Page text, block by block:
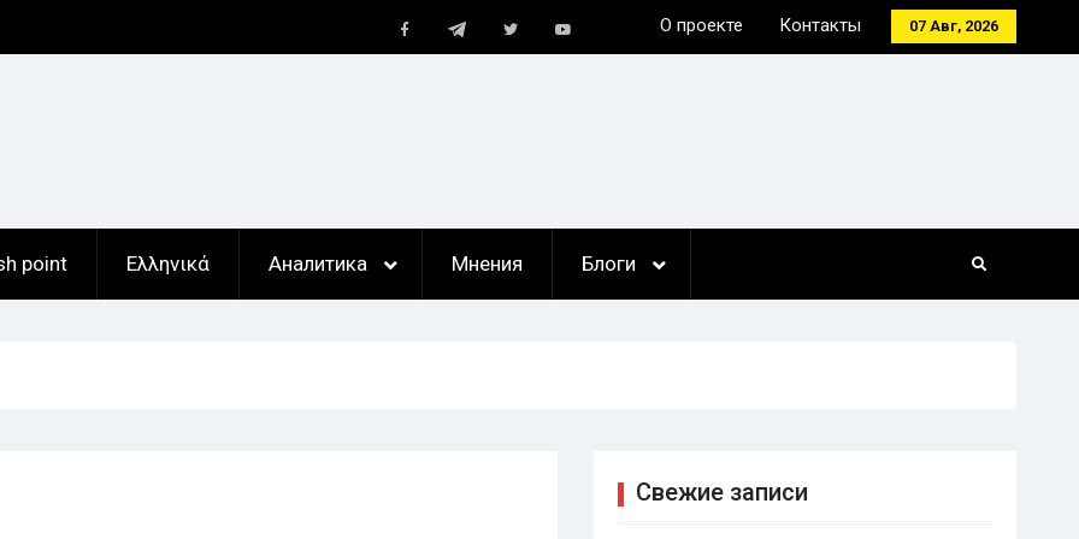
07 Авг, 2026
О проекте Контакты
Telegram
point Ελληνικά Аналитика Мнения Блоги
Свежие записи